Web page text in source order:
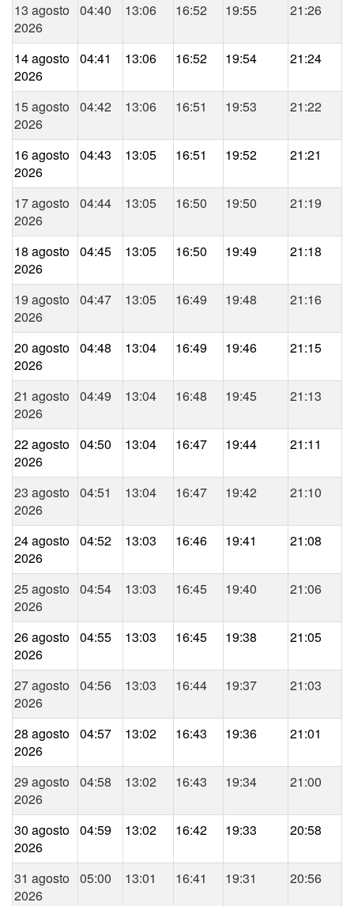
13 agosto
2026
04:40 13:06 16:52 19:55 21:26
14 agosto
2026
04:41 13:06 16:52 19:54 21:24
15 agosto
2026
04:42 13:06 16:51 19:53 21:22
16 agosto
2026
04:43 13:05 16:51 19:52 21:21
17 agosto
2026
04:44 13:05 16:50 19:50 21:19
18 agosto
2026
04:45 13:05 16:50 19:49 21:18
19 agosto
2026
04:47 13:05 16:49 19:48 21:16
20 agosto
2026
04:48 13:04 16:49 19:46 21:15
21 agosto
2026
04:49 13:04 16:48 19:45 21:13
22 agosto
2026
04:50 13:04 16:47 19:44 21:11
23 agosto
2026
04:51 13:04 16:47 19:42 21:10
24 agosto
2026
04:52 13:03 16:46 19:41 21:08
25 agosto
2026
04:54 13:03 16:45 19:40 21:06
26 agosto
2026
04:55 13:03 16:45 19:38 21:05
27 agosto
2026
04:56 13:03 16:44 19:37 21:03
28 agosto
2026
04:57 13:02 16:43 19:36 21:01
29 agosto
2026
04:58 13:02 16:43 19:34 21:00
30 agosto
2026
04:59 13:02 16:42 19:33 20:58
31 agosto
2026
05:00 13:01 16:41 19:31 20:56